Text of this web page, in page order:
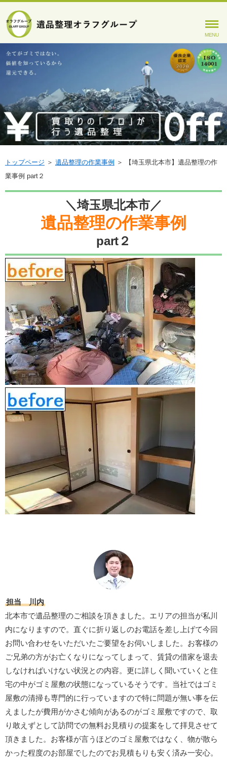
MENU
トップページ ＞ 遺品整理の作業事例 ＞
【埼玉県北本市】遺品整理の作
業事例 part２
＼埼玉県北本市／
遺品整理の作業事例
part２
担当 川内
北本市で遺品整理のご相談を頂きました。エリアの担当が私川
内になりますので。直ぐに折り返しのお電話を差し上げて今回
お問い合わせをいただいたご要望をお伺いしました。お客様の
ご兄弟の方がお亡くなりになってしまって、賃貸の借家を退去
しなければいけない状況との内容。更に詳しく聞いていくと住
宅の中がゴミ屋敷の状態になっているそうです。当社ではゴミ
屋敷の清掃も専門的に行っていますので特に問題が無い事を伝
えましたが費用がかさむ傾向があるのがゴミ屋敷ですので、取
り敢えずとして訪問での無料お見積りの提案をして拝見させて
頂きました。お客様が言うほどのゴミ屋敷ではなく、物が散ら
かった程度のお部屋でしたのでお見積もりも安く済み一安心。